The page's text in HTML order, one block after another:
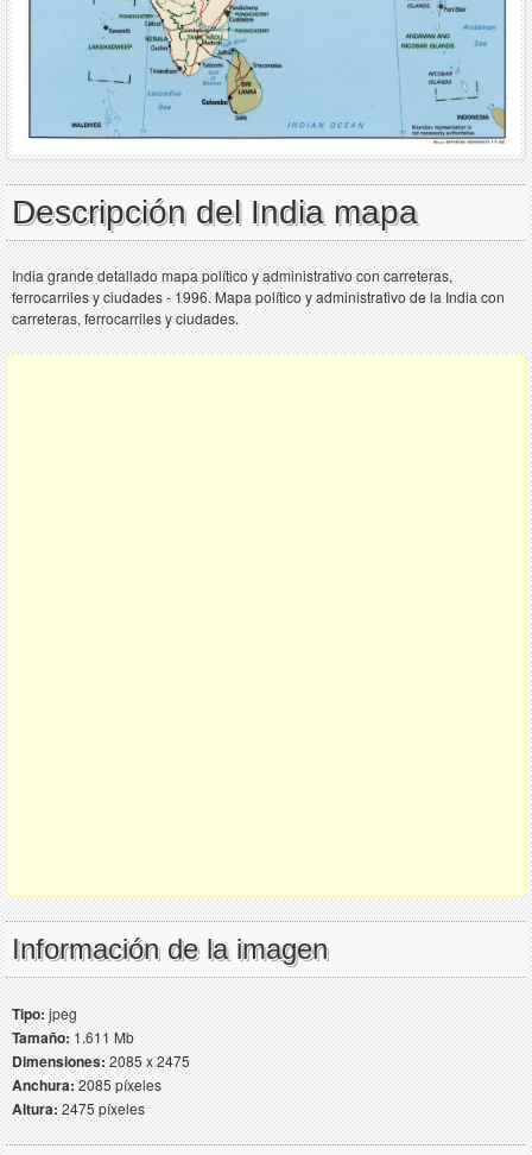
Descripción del India mapa
India grande detallado mapa político y administrativo con carreteras,
ferrocarriles y ciudades - 1996. Mapa político y administrativo de la India con
carreteras, ferrocarriles y ciudades.
Información de la imagen
Tipo:jpeg
Tamaño:1.611 Mb
Dimensiones:2085 x 2475
Anchura:2085 píxeles
Altura:2475 píxeles